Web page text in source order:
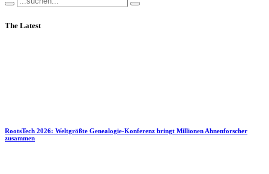
The Latest
RootsTech 2026: Weltgrößte Genealogie-Konferenz bringt Millionen Ahnenforscher
zusammen